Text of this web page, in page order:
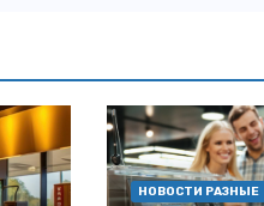
НОВОСТИ РАЗНЫЕ